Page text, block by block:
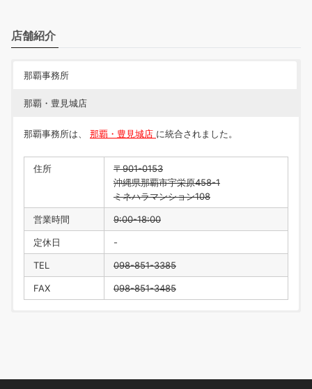
店舗紹介
那覇事務所
那覇・豊見城店
那覇事務所は、 那覇・豊見城店 に統合されました。
住所
〒901-0153
沖縄県那覇市宇栄原458-1
ミネハラマンション108
営業時間 9:00-18:00
定休日 -
TEL 098-851-3385
FAX 098-851-3485
定休日 水曜日・年末年始